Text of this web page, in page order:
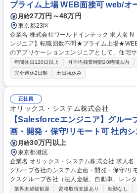
プライム上場 WEB面接可 web/オ
月給27万円～48万円
東京都23区
企業名 株式会社ワールドインテック 求人名 N【オープンポジション/ITエ
ンジニア】転職回数不問★プライム上場★WEB面接可 仕事
のアプリケーションエンジニアとして、住宅
定義からお任せ予定です。 【当社について】
・大学向けシステム開発 ・医療向けパッケー
ステム開発 【言語/環境】C、C++、Android
SQL、Shell、 Python、AWS、Windows、
E、SQLServer、ASP、JavaScript、HTML、
NET 募集職種 N【オープンポジション/ITエンジニア】転職回数不問★プ
ライム上場★WEB面接可
年間休日120日以上 月平均残業時間20時間以内
完全週休2日制
土日祝休み
正社員
オリックス・システム株式会社
【Salesforceエンジニア】グルー
画・開発・保守/リモート可 社内
月給30万円以上
東京都港区
企業名 オリックス・システム株式会社 求人名 【Salesforceエンジニア】
グループ各社のシステム企画・開発・保守/リモート可 仕事の
クスグループ各社（法人金融、自動車、レン
sforceを活用した開発業務や、新規案件の企
業界未経験歓迎 資格取得支援あり 転勤なし